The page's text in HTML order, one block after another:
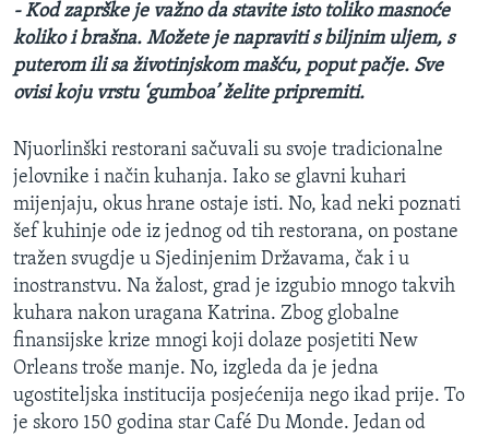
- Kod zaprške je važno da stavite isto toliko masnoće
koliko i brašna. Možete je napraviti s biljnim uljem, s
puterom ili sa životinjskom mašću, poput pačje. Sve
ovisi koju vrstu ‘gumboa’ želite pripremiti.
Njuorlinški restorani sačuvali su svoje tradicionalne
jelovnike i način kuhanja. Iako se glavni kuhari
mijenjaju, okus hrane ostaje isti. No, kad neki poznati
šef kuhinje ode iz jednog od tih restorana, on postane
tražen svugdje u Sjedinjenim Državama, čak i u
inostranstvu. Na žalost, grad je izgubio mnogo takvih
kuhara nakon uragana Katrina. Zbog globalne
finansijske krize mnogi koji dolaze posjetiti New
Orleans troše manje. No, izgleda da je jedna
ugostiteljska institucija posjećenija nego ikad prije. To
je skoro 150 godina star Café Du Monde. Jedan od